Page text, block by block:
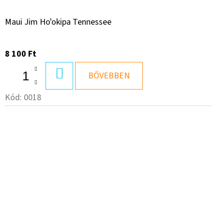
Maui Jim Ho'okipa Tennessee
8 100 Ft
KOSÁRBABŐVEBBEN
Kód: 0018